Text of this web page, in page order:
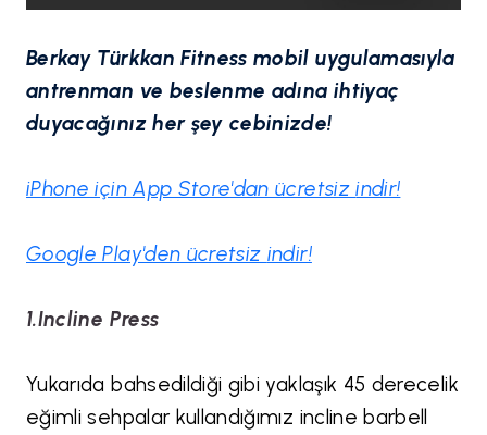
Berkay Türkkan Fitness mobil uygulamasıyla
antrenman ve beslenme adına ihtiyaç
duyacağınız her şey cebinizde!
iPhone için App Store'dan ücretsizindir!
Google Play'den ücretsiz indir!
1.Incline Press
Yukarıda bahsedildiği gibi yaklaşık 45 derecelik
eğimli sehpalar kullandığımız incline barbell